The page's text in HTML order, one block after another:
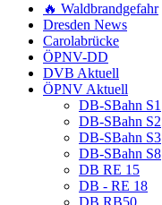
🔥 Waldbrandgefahr
Dresden News
Carolabrücke
ÖPNV-DD
DVB Aktuell
ÖPNV Aktuell
DB-SBahn S1
DB-SBahn S2
DB-SBahn S3
DB-SBahn S8
DB RE 15
DB - RE 18
DB RB50